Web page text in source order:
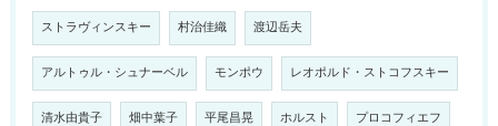
ストラヴィンスキー 村治佳織 渡辺岳夫
アルトゥル・シュナーベル モンポウ レオポルド・ストコフスキー
清水由貴子 畑中葉子 平尾昌晃 ホルスト プロコフィエフ